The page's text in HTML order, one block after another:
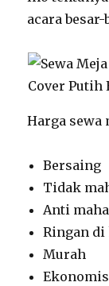
acara
Harga sewa
Bersaing
Tidak
Anti
Ringan
Murah
Ekonomis